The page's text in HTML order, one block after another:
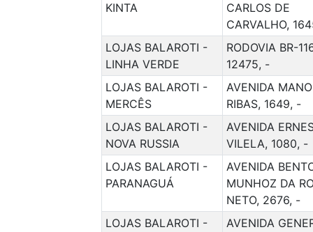
KINTA
CARLOS DE
CARVALHO,
LOJAS BALAROTI -
LINHA VERDE
RODOVIA BR-
12475, -
LOJAS BALAROTI -
MERCÊS
AVENIDA
RIBAS, 1649, -
LOJAS BALAROTI -
NOVA RUSSIA
AVENIDA
VILELA, 1080, -
LOJAS BALAROTI -
PARANAGUÁ
AVENIDA
MUNHOZ DA
NETO, 2676, -
LOJAS BALAROTI -
AVENIDA